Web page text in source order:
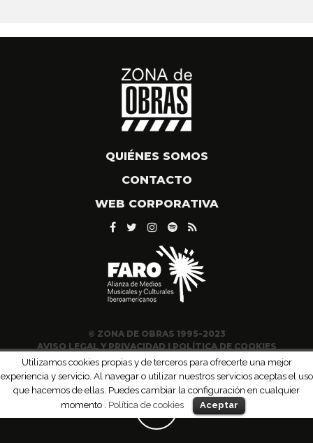
QUIÉNES SOMOS
CONTACTO
WEB CORPORATIVA
© ZONA DE OBRAS 1995-2023
AVISO LEGAL Y PRIVACIDAD|POLÍTICA DE COOKIES
Utilizamos cookies propias y de terceros para ofrecerte una mejor
experiencia y servicio. Al navegar o utilizar nuestros servicios aceptas el uso
que hacemos de ellas. Puedes cambiar la configuración en cualquier
momento . Política de cookies Aceptar